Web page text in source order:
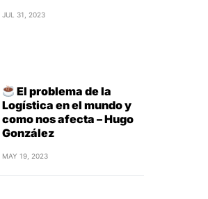
JUL 31, 2023
El problema de la
Logística en el mundo y
como nos afecta – Hugo
González
MAY 19, 2023